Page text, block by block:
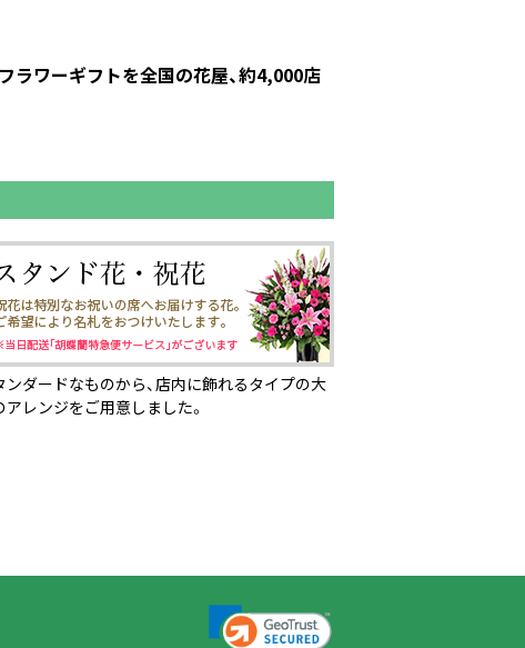
ラワーギフトを全国の花屋、約4,000店
ンダードなものから、店内に飾れるタイプの大
アレンジをご用意しました。